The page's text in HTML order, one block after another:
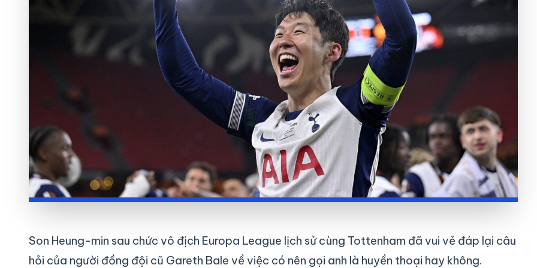
Son Heung-min sau chức vô địch Europa League lịch sử cùng Tottenham đã vui vẻ đáp lại câu
hỏi của người đồng đội cũ Gareth Bale về việc có nên gọi anh là huyền thoại hay không.